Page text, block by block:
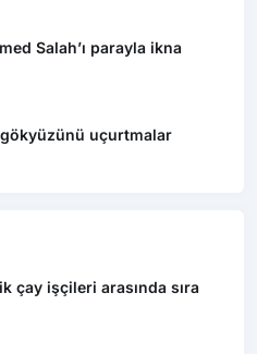
Salah’ı parayla ikna
uçurtmalar
çay işçileri arasında sıra